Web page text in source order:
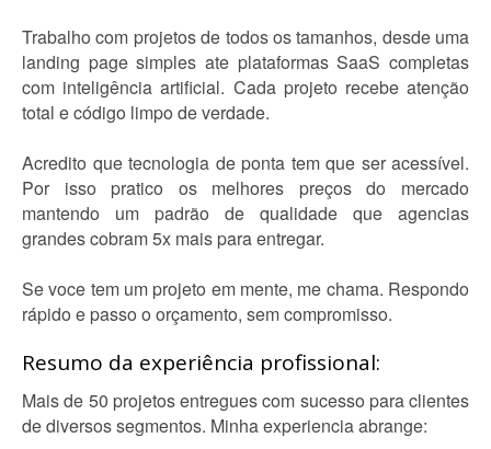
Trabalho com projetos de todos os tamanhos, desde uma
landing page simples ate plataformas SaaS completas
com inteligência artificial. Cada projeto recebe atenção
total e código limpo de verdade.
Acredito que tecnologia de ponta tem que ser acessível.
Por isso pratico os melhores preços do mercado
mantendo um padrão de qualidade que agencias
grandes cobram 5x mais para entregar.
Se voce tem um projeto em mente, me chama. Respondo
rápido e passo o orçamento, sem compromisso.
Resumo da experiência profissional:
Mais de 50 projetos entregues com sucesso para clientes
de diversos segmentos. Minha experiencia abrange: